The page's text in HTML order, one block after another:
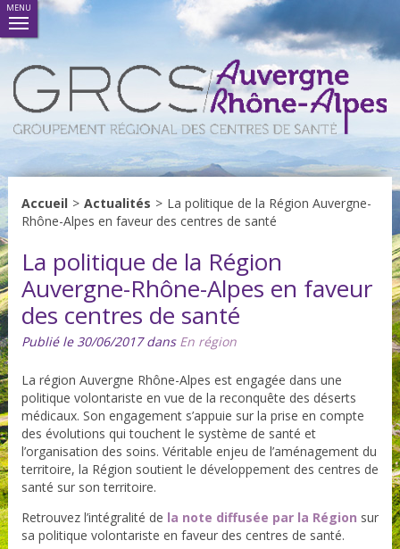
MENU
Accueil > Actualités > La politique de la Région Auvergne-
Rhône-Alpes en faveur des centres de santé
La politique de la Région
Auvergne-Rhône-Alpes en faveur
des centres de santé
Publié le 30/06/2017 dans En région
La région Auvergne Rhône-Alpes est engagée dans une
politique volontariste en vue de la reconquête des déserts
médicaux. Son engagement s’appuie sur la prise en compte
des évolutions qui touchent le système de santé et
l’organisation des soins. Véritable enjeu de l’aménagement du
territoire, la Région soutient le développement des centres de
santé sur son territoire.
Retrouvez l’intégralité de la note diffusée par la Région sur
sa politique volontariste en faveur des centres de santé.